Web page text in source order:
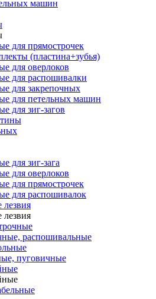
машин
для прямострочек
(пластина+зубья)
для оверлоков
для распошивалки
для закрепочных
для петельных машин
для зиг-загов
для зиг-зага
для оверлоков
для прямострочек
для распошивалок
распошивальные
пуговичные